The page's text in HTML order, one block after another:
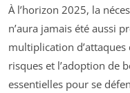
À l’horizon 2025, la
n’aura jamais été aussi
multiplication d’attaques
risques et l’adoption de
essentielles pour se